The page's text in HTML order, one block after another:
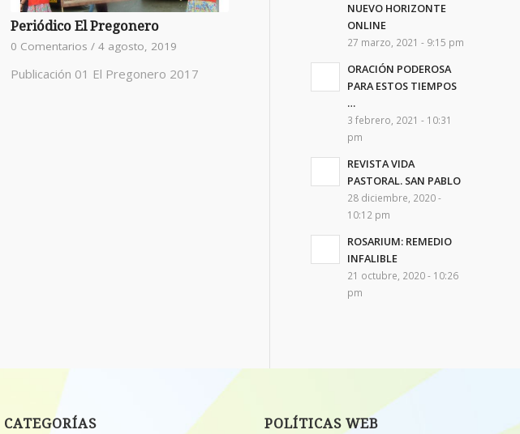
Periódico El Pregonero
0 Comentarios / 4 agosto, 2019
Publicación 01 El Pregonero 2017
NUEVO HORIZONTE
ONLINE
27 marzo, 2021 - 9:15 pm
ORACIÓN PODEROSA
PARA ESTOS TIEMPOS
…
3 febrero, 2021 - 10:31
pm
REVISTA VIDA
PASTORAL. SAN PABLO
28 diciembre, 2020 -
10:12 pm
ROSARIUM: REMEDIO
INFALIBLE
21 octubre, 2020 - 10:26
pm
CATEGORÍAS POLÍTICAS WEB